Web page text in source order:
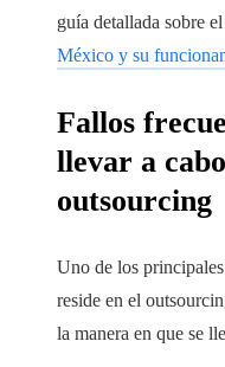
guía detallada sobre el
México y su
Fallos
llevar a
outsourcing
Uno de los
reside en el
la manera en que se